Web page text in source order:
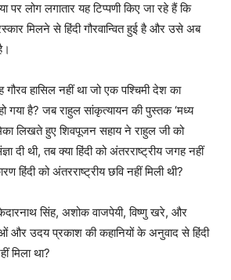
पर लोग लगातार यह टिप्पणी किए जा रहे हैं कि
मिलने से हिंदी गौरवान्वित हुई है और उसे अब
गौरव हासिल नहीं था जो एक पश्चिमी देश का
गया है? जब राहुल सांकृत्यायन की पुस्तक ‘मध्य
लिखते हुए शिवपूजन सहाय ने राहुल जी को
दी थी, तब क्या हिंदी को अंतरराष्ट्रीय जगह नहीं
हिंदी को अंतरराष्ट्रीय छवि नहीं मिली थी?
सिंह, अशोक वाजपेयी, विष्णु खरे, और
और उदय प्रकाश की कहानियों के अनुवाद से हिंदी
मिला था?